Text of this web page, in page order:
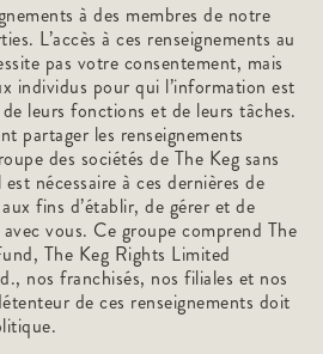
à des membres de notre
L’accès à ces renseignements au
pas votre consentement, mais
individus pour qui l’information est
de leurs fonctions et de leurs tâches.
partager les renseignements
des sociétés de The Keg sans
nécessaire à ces dernières de
fins d’établir, de gérer et de
vous. Ce groupe comprend The
The Keg Rights Limited
nos franchisés, nos filiales et nos
de ces renseignements doit